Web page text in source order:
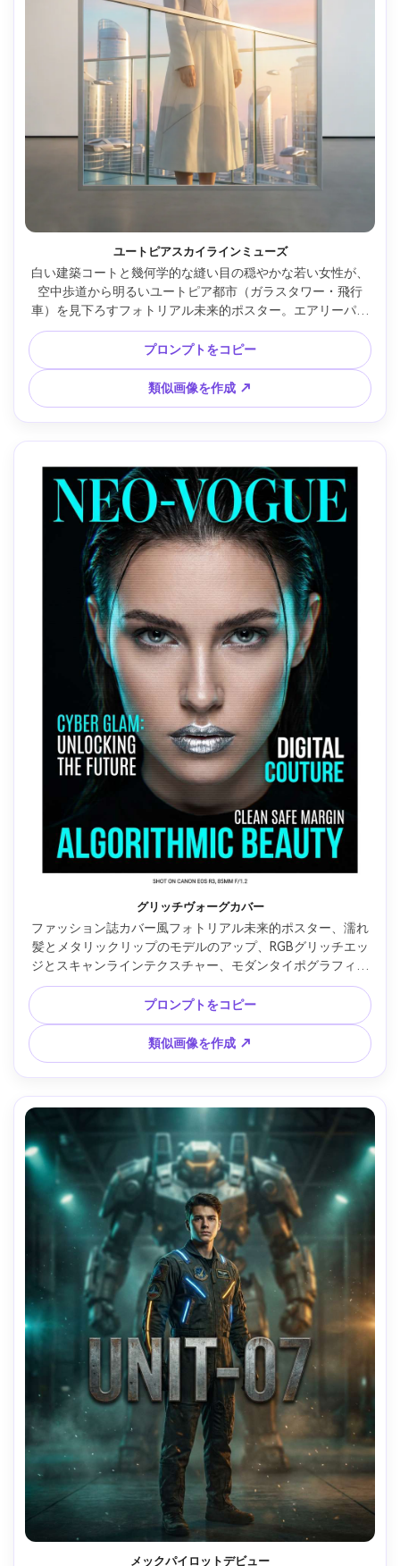
ユートピアスカイラインミューズ
白い建築コートと幾何学的な縫い目の穏やかな若い女性が、
空中歩道から明るいユートピア都市（ガラスタワー・飛行
車）を見下ろすフォトリアル未来的ポスター。エアリーパス
テルグラデ、エレガントな凝縮タイポグラフィ（「FUTURE
IS SOFT」）、ゴールデンアワー逆光、Fujifilm GFX 100S、
80mmレンズ、クリーンな現代ポスターグリッド、超リアル
なライティング・深度 --ar 4:5
プロンプトをコピー
類似画像を作成 ↗
グリッチヴォーグカバー
ファッション誌カバー風フォトリアル未来的ポスター、濡れ
髪とメタリックリップのモデルのアップ、RGBグリッチエッ
ジとスキャンラインテクスチャー、モダンタイポグラフィの
カバーライン、大胆な黒背景とシアンリムライト、Canon
EOS R3、85mm f/1.2、鋭い目、エディトリアルコントラス
ト、高級印刷デザイン、安全マージン --ar 4:5
プロンプトをコピー
類似画像を作成 ↗
メックパイロットデビュー